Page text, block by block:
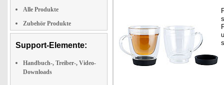
Alle Produkte
Zubehör Produkte
Support-Elemente:
Handbuch-, Treiber-, Video-
Downloads